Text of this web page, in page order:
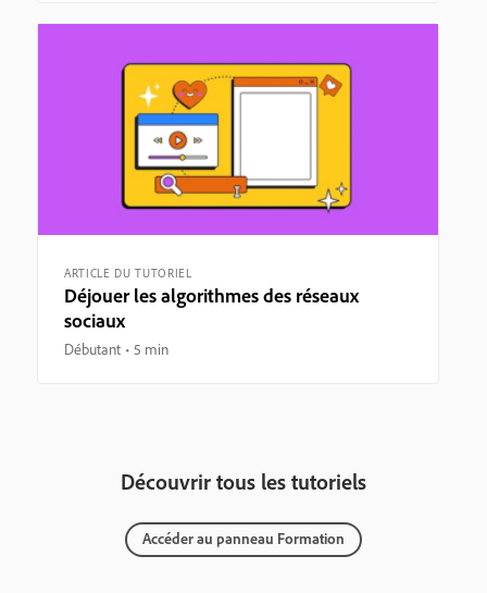
ARTICLE DU TUTORIEL
Déjouer les algorithmes des réseaux
sociaux
Débutant 5 min
Découvrir tous les tutoriels
Accéder au panneau Formation